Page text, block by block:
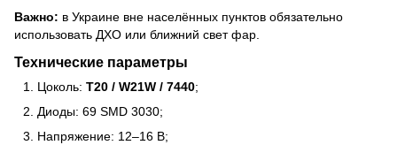
Важно: в Украине вне населённых пунктов обязательно
использовать ДХО или ближний свет фар.
Технические параметры
Цоколь: T20 / W21W / 7440;
Диоды: 69 SMD 3030;
Напряжение: 12–16 В;